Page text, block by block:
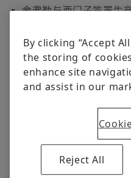
企业传播与市场部总监
+86 21 3957 6545
舍弗勒与西门子签署生
人工智能应用的联合开
创新的生成式人工智能
试运行效果显著
诺威工业博览会上，舍弗
录，双方将在人工智能领
在工业领域的应用，共同
入强大动力。在博览会上
By clicking “Accept
the storing of
enhance site
and assist in our
Reject All